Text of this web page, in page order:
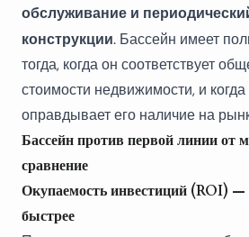
обслуживание и
конструкции. Бассейн имеет
тогда, когда он соответствует
стоимости недвижимости, и
оправдывает его наличие на
Бассейн против первой линии от
сравнение
Окупаемость инвестиций (ROI) —
быстрее